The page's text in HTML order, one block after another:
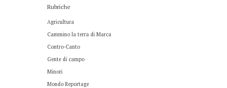
Rubriche
Agricultura
Cammino la terra di Marca
Contro-Canto
Gente di campo
Minori
Mondo Reportage